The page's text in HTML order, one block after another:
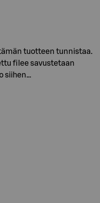
tuotteen tunnistaa.
filee savustetaan
siihen…